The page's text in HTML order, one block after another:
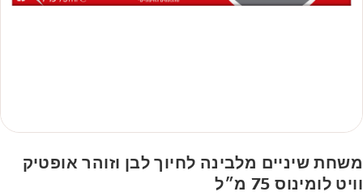
משחת שיניים מלבינה לחיוך לבן וזוהר אופטיק
וויט לומינוס 75 מ״ל